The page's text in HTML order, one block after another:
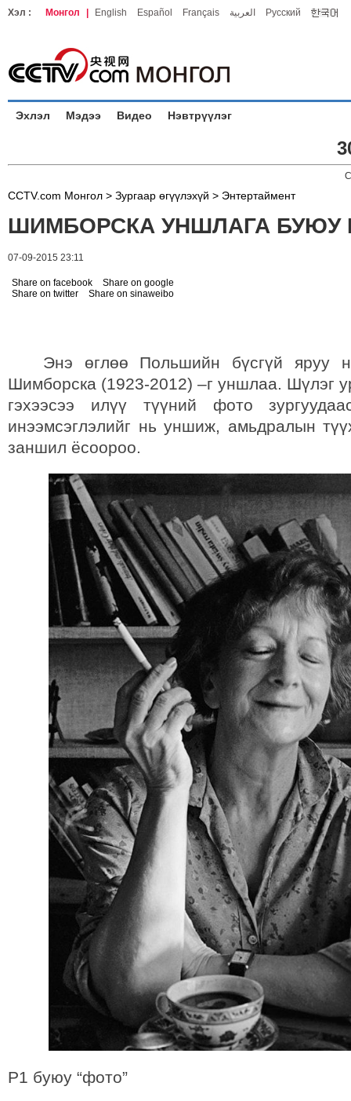
Хэл : Монгол English Español Français العربية Русский
Эхлэл Мэдээ Видео Нэвтрүүлэг
CCTV.com Монгол > Зургаар өгүүлэхүй > Энтертаймент
ШИМБОРСКА УНШЛАГА БУЮУ
07-09-2015 23:11
Share on facebook
Share on google
Share on twitter
Share on sinaweibo
Энэ өглөө Польшийн бүсгүй яруу
Шимборска (1923-2012) –г уншлаа. Шүлэг
гэхээсээ илүү түүний фото
инээмсэглэлийг нь уншиж, амьдралын
заншил ёсоороо.
P1 буюу “фото”